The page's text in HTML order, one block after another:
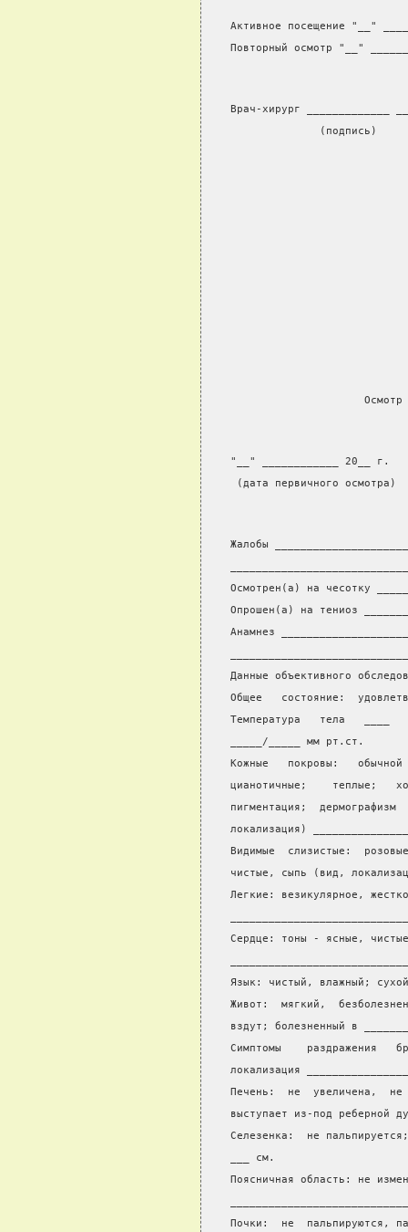
Активное посещение "__"
Повторный осмотр "__"
Врач-хирург _____________
(подпись)
Осмотр
"__" ____________ 20__ г.
(дата первичного осмотра)
Жалобы
Осмотрен(а) на чесотку
Опрошен(а) на тениоз
Анамнез
Данные объективного
Общее   состояние:
Температура   тела
_____/_____ мм рт.ст.
Кожные   покровы:
цианотичные;    теплые;
пигментация;
локализация)
Видимые  слизистые:
чистые, сыпь (вид,
Легкие: везикулярное,
Сердце: тоны - ясные,
Язык: чистый, влажный;
Живот:  мягкий,
вздут; болезненный в
Симптомы    раздражения
локализация
Печень:  не  увеличена,  не
выступает из-под реберной
Селезенка:  не
___ см.
Поясничная область: не
Почки:  не  пальпируются,